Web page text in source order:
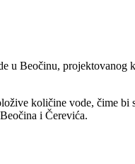
u Beočinu, projektovanog
količine vode, čime bi
i Čerevića.